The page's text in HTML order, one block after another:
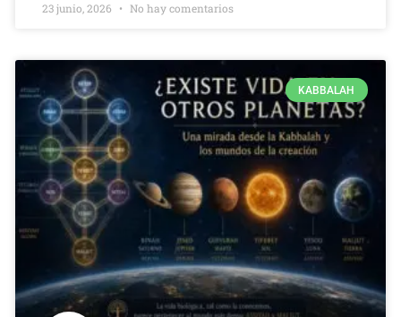
23 junio, 2026 No hay comentarios
KABBALAH